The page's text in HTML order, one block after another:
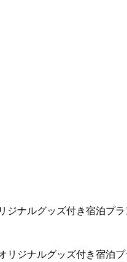
ジナルグッズ付き宿泊プラ
リジナルグッズ付き宿泊プ